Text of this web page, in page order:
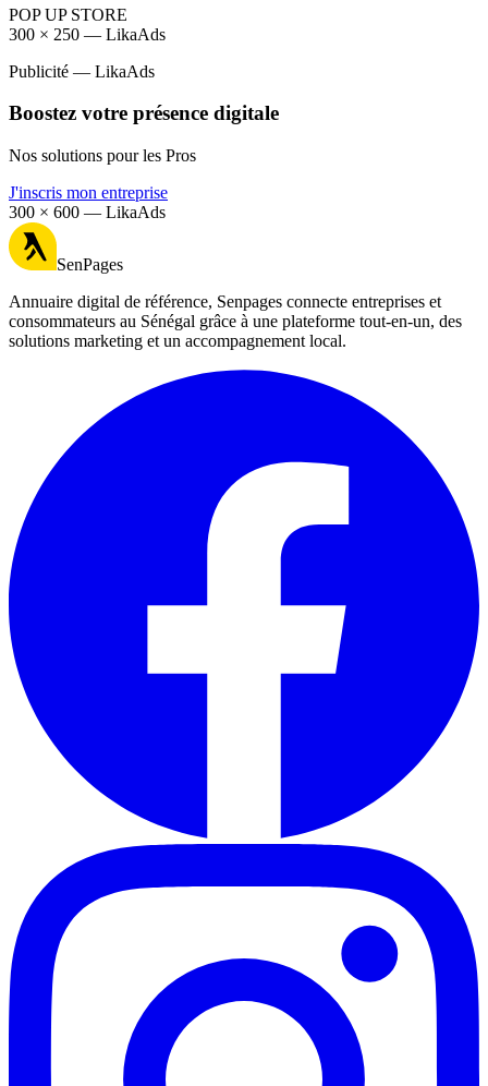
POP UP STORE
300 × 250 — LikaAds
Publicité — LikaAds
Boostez votre présence digitale
Nos solutions pour les Pros
J'inscris mon entreprise
300 × 600 — LikaAds
SenPages
Annuaire digital de référence, Senpages connecte entreprises et
consommateurs au Sénégal grâce à une plateforme tout-en-un, des
solutions marketing et un accompagnement local.